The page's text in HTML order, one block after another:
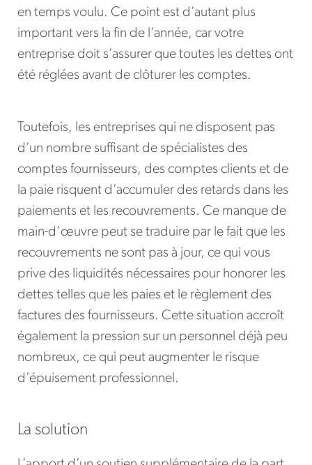
en temps voulu. Ce point est d’autant plus
important vers la fin de l’année, car votre
entreprise doit s’assurer que toutes les dettes ont
été réglées avant de clôturer les comptes.
Toutefois, les entreprises qui ne disposent pas
d’un nombre suffisant de spécialistes des
comptes fournisseurs, des comptes clients et de
la paie risquent d’accumuler des retards dans les
paiements et les recouvrements. Ce manque de
main-d’œuvre peut se traduire par le fait que les
recouvrements ne sont pas à jour, ce qui vous
prive des liquidités nécessaires pour honorer les
dettes telles que les paies et le règlement des
factures des fournisseurs. Cette situation accroît
également la pression sur un personnel déjà peu
nombreux, ce qui peut augmenter le risque
d’épuisement professionnel.
La solution